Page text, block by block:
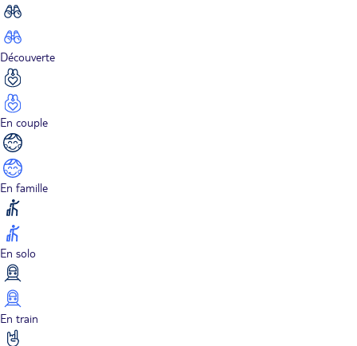
Découverte
En couple
En famille
En solo
En train